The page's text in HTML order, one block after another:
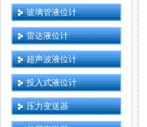
玻璃管液位计
雷达液位计
超声波液位计
投入式液位计
压力变送器